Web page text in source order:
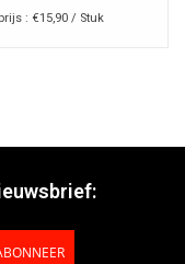
: €15,90 / Stuk